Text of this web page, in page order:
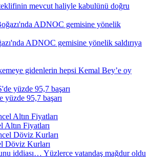
mevcut haliyle kabulünü doğru
ADNOC gemisine yönelik saldırıya
gidenlerin hepsi Kemal Bey’e oy
95,7 başarı
Altın Fiyatları
Döviz Kurları